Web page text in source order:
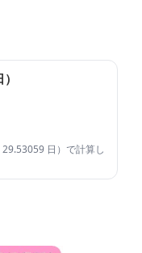
）
日）で計算し